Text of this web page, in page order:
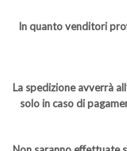
In quanto venditori
La spedizione avverrà
solo in caso di